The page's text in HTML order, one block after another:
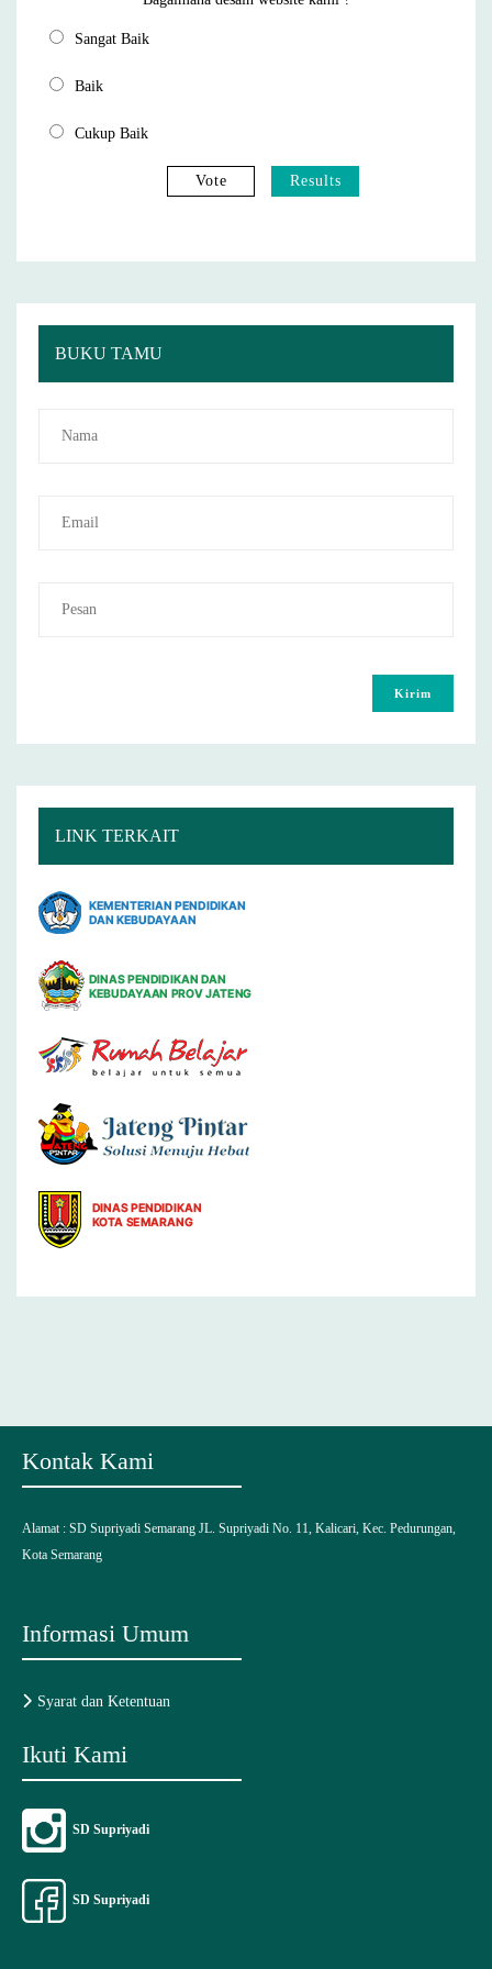
Sangat Baik
Baik
Cukup Baik
Vote Results
BUKU TAMU
LINK TERKAIT
Kontak Kami
Alamat : SD Supriyadi Semarang JL. Supriyadi No. 11, Kalicari, Kec. Pedurungan,
Kota Semarang
Informasi Umum
Syarat dan Ketentuan
Ikuti Kami
SD Supriyadi
SD Supriyadi